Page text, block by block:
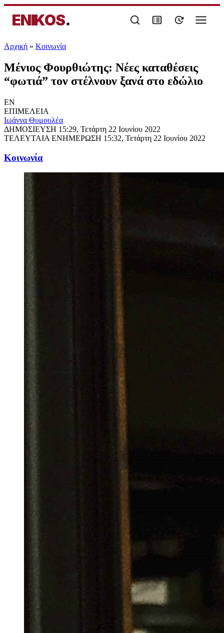
ENIKOS.
Αρχική » Κοινωνία
Μένιος Φουρθιώτης: Νέες καταθέσεις
“φωτιά” τον στέλνουν ξανά στο εδώλιο
EN
ΕΠΙΜΕΛΕΙΑ
Ιωάννα Θυμουλέα
ΔΗΜΟΣΙΕΥΣΗ 15:29, Τετάρτη 22 Ιουνίου 2022
ΤΕΛΕΥΤΑΙΑ ΕΝΗΜΕΡΩΣΗ 15:32, Τετάρτη 22 Ιουνίου 2022
Κοινωνία